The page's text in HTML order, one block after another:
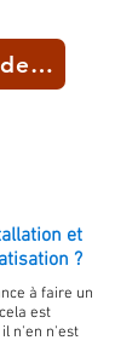
Demander un devis
et
?
à faire un
est
n'en n'est